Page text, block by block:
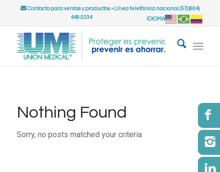
Contacto para ventas y productos• Línea telefónica nacional (57) (604)
448 0334
IDIOMA
Nothing Found
Sorry, no posts matched your criteria